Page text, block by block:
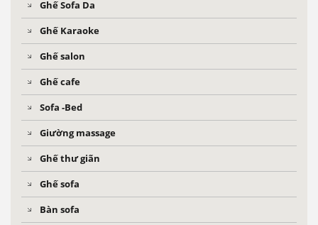
Ghế Sofa Da
Ghế Karaoke
Ghế salon
Ghế cafe
Sofa -Bed
Giường massage
Ghế thư giãn
Ghế sofa
Bàn sofa